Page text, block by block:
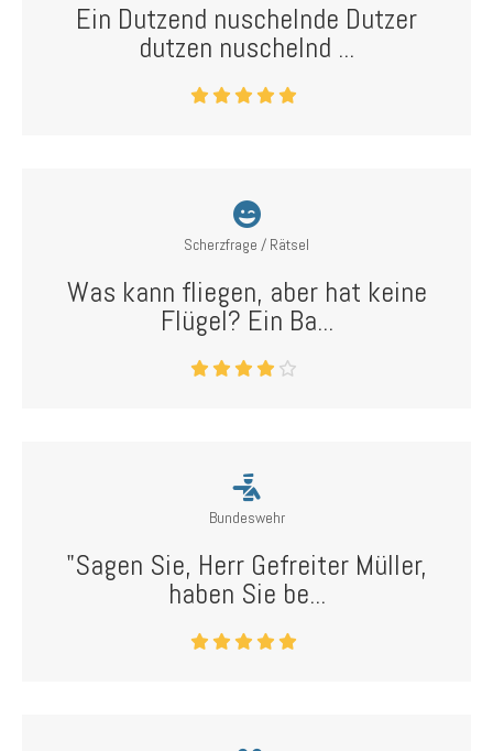
Ein Dutzend nuschelnde Dutzer
dutzen nuschelnd ...
Scherzfrage / Rätsel
Was kann fliegen, aber hat keine
Flügel? Ein Ba...
Bundeswehr
"Sagen Sie, Herr Gefreiter Müller,
haben Sie be...